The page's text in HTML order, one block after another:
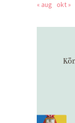
« aug okt »